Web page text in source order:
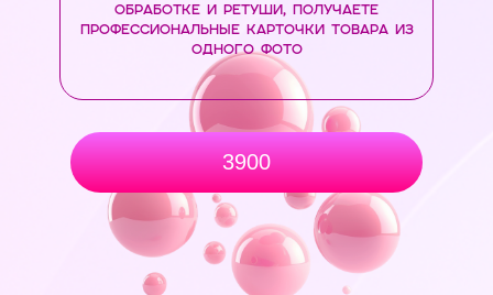
обработке и ретуши, Получаете
профессиональные карточки товара из
одного фото
3900